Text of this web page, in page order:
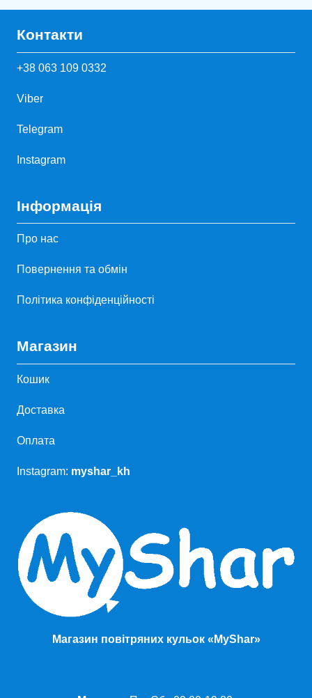
Контакти
+38 063 109 0332
Viber
Telegram
Instagram
Інформація
Про нас
Повернення та обмін
Політика конфіденційності
Магазин
Кошик
Доставка
Оплата
Instagram: myshar_kh
Магазин повітряних кульок «MyShar»